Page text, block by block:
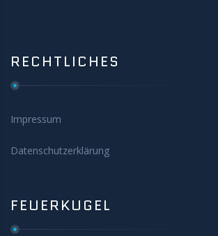
RECHTLICHES
Impressum
Datenschutzerklärung
FEUERKUGEL